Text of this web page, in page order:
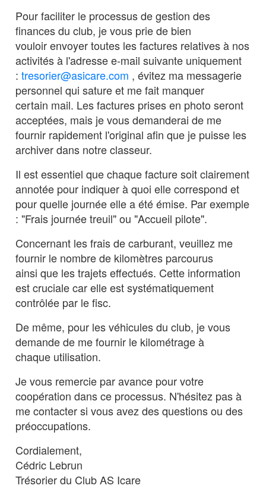
Pour faciliter le processus de gestion des
finances du club, je vous prie de bien
vouloir envoyer toutes les factures relatives à nos
activités à l'adresse e-mail suivante uniquement
:tresorier@asicare.com , évitez ma messagerie
personnel qui sature et me fait manquer
certain mail. Les factures prises en photo seront
acceptées, mais je vous demanderai de me
fournir rapidement l'original afin que je puisse les
archiver dans notre classeur.
Il est essentiel que chaque facture soit clairement
annotée pour indiquer à quoi elle correspond et
pour quelle journée elle a été émise. Par exemple
: "Frais journée treuil" ou "Accueil pilote".
Concernant les frais de carburant, veuillez me
fournir le nombre de kilomètres parcourus
ainsi que les trajets effectués. Cette information
est cruciale car elle est systématiquement
contrôlée par le fisc.
De même, pour les véhicules du club, je vous
demande de me fournir le kilométrage à
chaque utilisation.
Je vous remercie par avance pour votre
coopération dans ce processus. N'hésitez pas à
me contacter si vous avez des questions ou des
préoccupations.
Cordialement,
Cédric Lebrun
Trésorier du Club AS Icare